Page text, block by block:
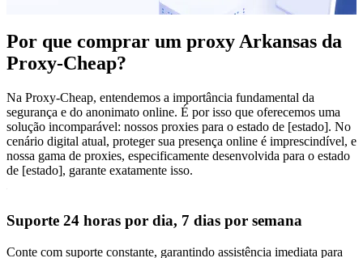
Por que comprar um proxy Arkansas da
Proxy-Cheap?
Na Proxy-Cheap, entendemos a importância fundamental da
segurança e do anonimato online. É por isso que oferecemos uma
solução incomparável: nossos proxies para o estado de [estado]. No
cenário digital atual, proteger sua presença online é imprescindível, e
nossa gama de proxies, especificamente desenvolvida para o estado
de [estado], garante exatamente isso.
Suporte 24 horas por dia, 7 dias por semana
Conte com suporte constante, garantindo assistência imediata para